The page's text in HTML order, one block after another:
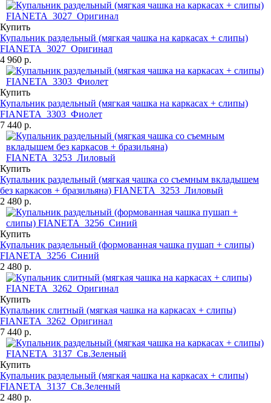
Купить
Купальник раздельный (мягкая чашка на каркасах + слипы)
FIANETA_3027_Оригинал
4 960 р.
Купить
Купальник раздельный (мягкая чашка на каркасах + слипы)
FIANETA_3303_Фиолет
7 440 р.
Купить
Купальник раздельный (мягкая чашка со съемным вкладышем
без каркасов + бразильяна) FIANETA_3253_Лиловый
2 480 р.
Купить
Купальник раздельный (формованная чашка пушап + слипы)
FIANETA_3256_Синий
2 480 р.
Купить
Купальник слитный (мягкая чашка на каркасах + слипы)
FIANETA_3262_Оригинал
7 440 р.
Купить
Купальник раздельный (мягкая чашка на каркасах + слипы)
FIANETA_3137_Св.Зеленый
2 480 р.